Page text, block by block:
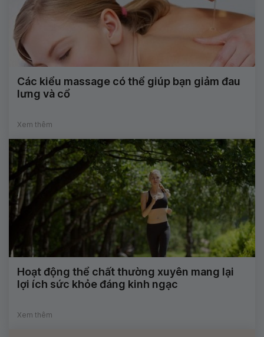
Các kiểu massage có thể giúp bạn giảm đau
lưng và cổ
Xem thêm
Hoạt động thể chất thường xuyên mang lại
lợi ích sức khỏe đáng kinh ngạc
Xem thêm